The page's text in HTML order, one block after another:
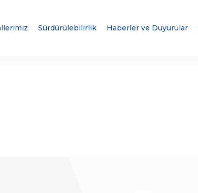
Sürdürülebilirlik Haberler ve Duyurular